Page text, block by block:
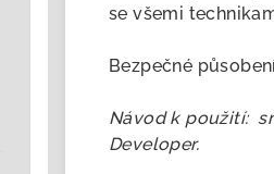
se všemi
Bezpečné
Návod k použití:
Developer.